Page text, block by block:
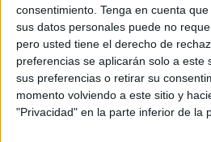
consentimiento. Tenga en cuenta
sus datos personales puede no
pero usted tiene el derecho de
preferencias se aplicarán solo a este
sus preferencias o retirar su
momento volviendo a este sitio y
"Privacidad" en la parte inferior de la
Ituano
RB Bragantino
Fanatiz (Ver en directo)